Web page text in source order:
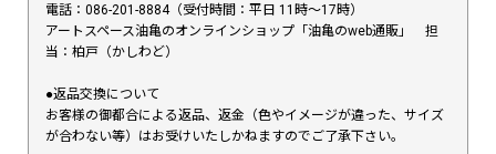
電話：086-201-8884（受付時間：平日 11時〜17時）
アートスペース油亀のオンラインショップ「油亀のweb通販」 担
当：柏戸（かしわど）
●返品交換について
お客様の御都合による返品、返金（色やイメージが違った、サイズ
が合わない等）はお受けいたしかねますのでご了承下さい。